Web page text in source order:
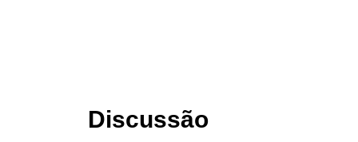
Discussão